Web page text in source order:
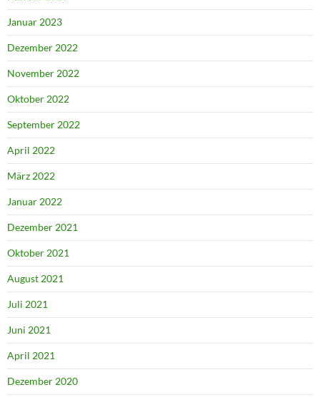
Januar 2023
Dezember 2022
November 2022
Oktober 2022
September 2022
April 2022
März 2022
Januar 2022
Dezember 2021
Oktober 2021
August 2021
Juli 2021
Juni 2021
April 2021
Dezember 2020